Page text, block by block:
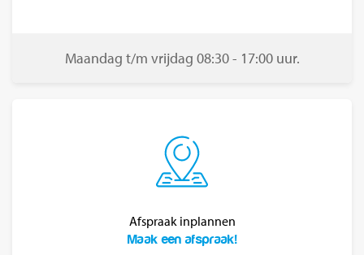
Maandag t/m vrijdag 08:30 - 17:00 uur.
Afspraak inplannen
Maak een afspraak!